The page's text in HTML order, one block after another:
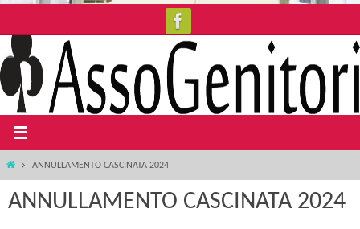
al
contenuto
HomeANNULLAMENTO CASCINATA 2024
ANNULLAMENTO CASCINATA 2024